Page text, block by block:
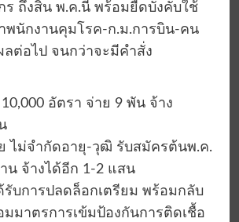
ถึงสิ้น พ.ค.นี้ พร้อมยืดบังคับใช้
าพนักงานคุมโรค-ก.ม.การบิน-คน
ลต่อไป จนกว่าจะมีคำสั่ง
อัตรา จ่าย 9 พัน จ้าง
ย ไม่จำกัดอายุ-วุฒิ รับสมัครต้นพ.ค.
น จ้างได้อีก 1-2 แสน
บการปลดล็อกเตรียม พร้อมกลับ
มมาตรการเข้มป้องกันการติดเชื้อ